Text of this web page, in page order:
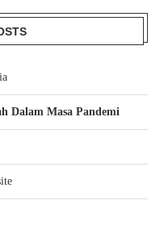
Dalam Masa Pandemi